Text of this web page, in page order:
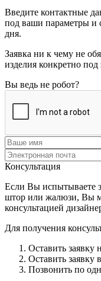
Введите контактные
под ваши параметры и
дня.
Заявка ни к чему не
изделия конкретно
Вы ведь не робот?
Консультация
Если Вы испытываете
штор или жалюзи, Вы
консультацией
Для получения
Оставить заявку
Оставить заявку
Позвонить по